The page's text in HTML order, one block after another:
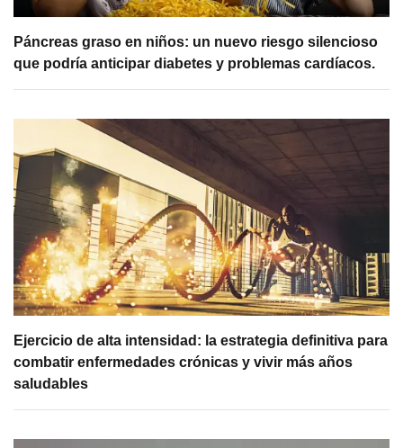
Páncreas graso en niños: un nuevo riesgo silencioso
que podría anticipar diabetes y problemas cardíacos.
Ejercicio de alta intensidad: la estrategia definitiva para
combatir enfermedades crónicas y vivir más años
saludables